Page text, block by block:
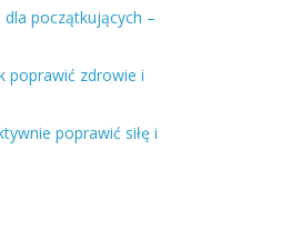
początkujących –
poprawić zdrowie i
poprawić siłę i